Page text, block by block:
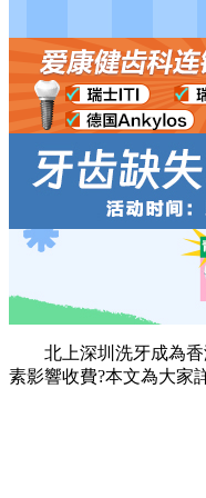
北上深圳洗牙成為香港
素影響收費?本文為大家